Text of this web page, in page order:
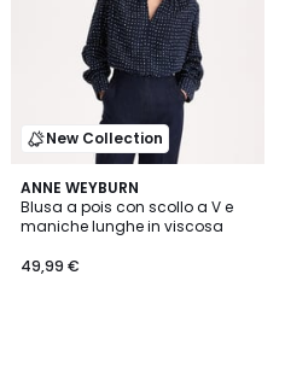
New Collection
ANNE WEYBURN
Blusa a pois con scollo a V e
maniche lunghe in viscosa
49,99 €